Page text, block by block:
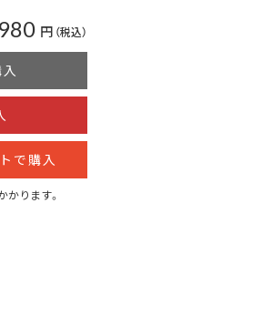
円 （税込）
で購入
ります。